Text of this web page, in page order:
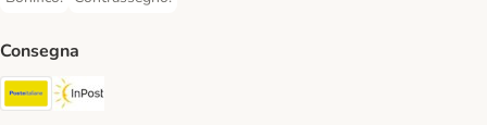
Bonifico. Payment Method
Contrassegno. Payment Method
Consegna
Poste Italiane. Shipping Method